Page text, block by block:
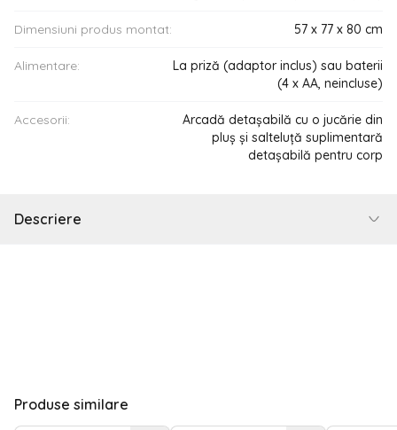
Dimensiuni produs montat: 57 x 77 x 80 cm
Alimentare:
La priză (adaptor inclus) sau baterii
(4 x AA, neincluse)
Accesorii:
Arcadă detașabilă cu o jucărie din
pluș și salteluță suplimentară
detașabilă pentru corp
Descriere
Produse similare